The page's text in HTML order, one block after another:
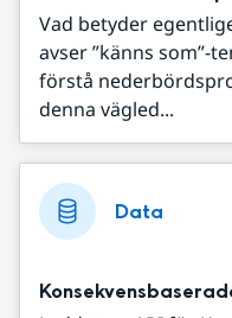
Vad betyder
avser ”känns som”-
förstå
denna vägled...
Data